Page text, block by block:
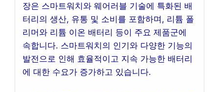
장은 스마트워치와 웨어러블 기술에 특화된 배
터리의 생산, 유통 및 소비를 포함하며, 리튬 폴
리머와 리튬 이온 배터리 등이 주요 제품군에
속합니다. 스마트워치의 인기와 다양한 기능의
발전으로 인해 효율적이고 지속 가능한 배터리
에 대한 수요가 증가하고 있습니다.